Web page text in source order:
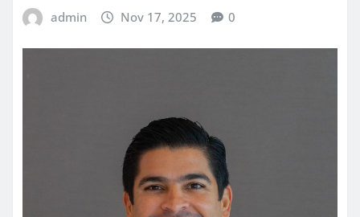
admin Nov 17, 2025 0